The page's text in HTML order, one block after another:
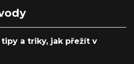
tipy a triky, jak přežít v